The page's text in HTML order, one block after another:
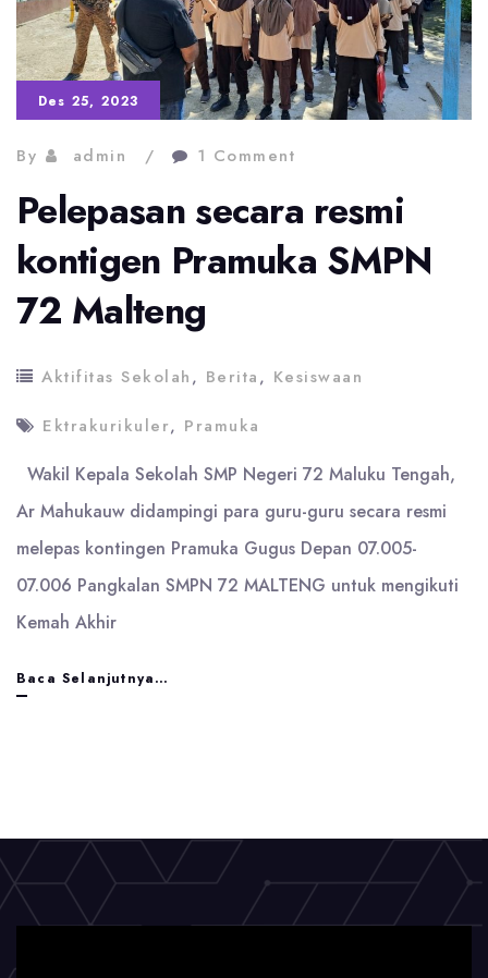
Juara
Umum
Tingkat
Pramuka
Se-
Des 25, 2023
By admin 1 Comment
Pelepasan secara resmi
kontigen Pramuka SMPN
72 Malteng
Aktifitas Sekolah, Berita, Kesiswaan
Ektrakurikuler, Pramuka
Wakil Kepala Sekolah SMP Negeri 72 Maluku Tengah,
Ar Mahukauw didampingi para guru-guru secara resmi
melepas kontingen Pramuka Gugus Depan 07.005-
07.006 Pangkalan SMPN 72 MALTENG untuk mengikuti
Kemah Akhir
Baca Selanjutnya…
SMPN